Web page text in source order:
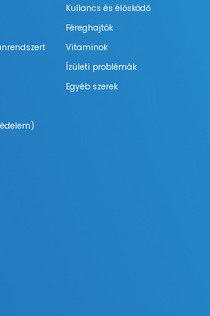
Kullancs és élősködő
Féreghajtók
Vitaminok
Ízületi problémák
Egyéb szerek